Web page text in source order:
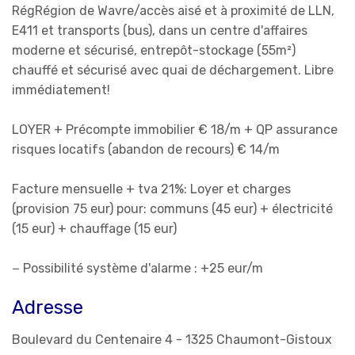
RégRégion de Wavre/accès aisé et à proximité de LLN,
E411 et transports (bus), dans un centre d'affaires
moderne et sécurisé, entrepôt-stockage (55m²)
chauffé et sécurisé avec quai de déchargement. Libre
immédiatement!
LOYER + Précompte immobilier € 18/m + QP assurance
risques locatifs (abandon de recours) € 14/m
Facture mensuelle + tva 21%: Loyer et charges
(provision 75 eur) pour: communs (45 eur) + électricité
(15 eur) + chauffage (15 eur)
− Possibilité système d'alarme : +25 eur/m
Adresse
Boulevard du Centenaire 4 - 1325 Chaumont-Gistoux